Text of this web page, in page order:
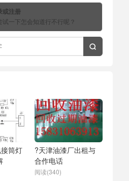
或注册
试一下怎会知道行不行呢？

筒灯
?天津油漆厂出租与
合作电话
阅读(340)